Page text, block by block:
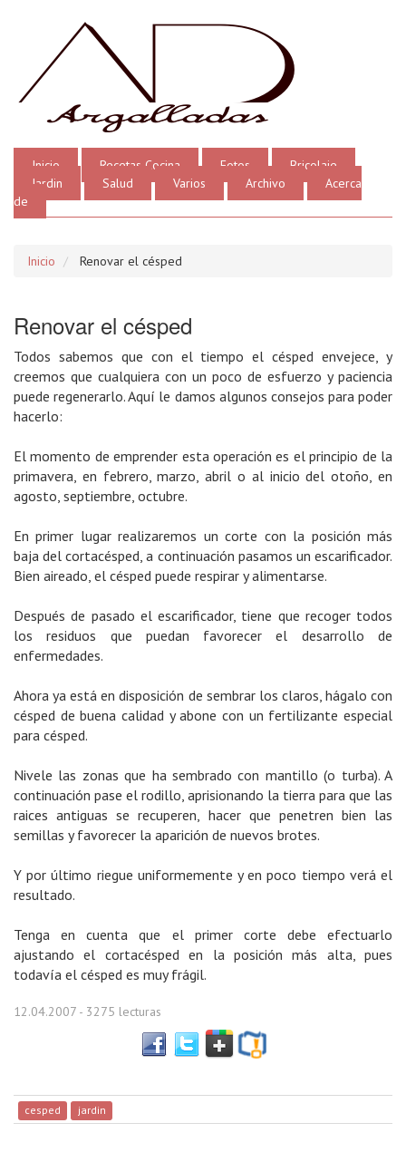
Inicio Recetas Cocina Fotos
Bricolaje
Jardin
Salud Varios Archivo
Acerca
de
Inicio Renovar el césped
Renovar el césped
Todos sabemos que con el tiempo el césped envejece, y
creemos que cualquiera con un poco de esfuerzo y paciencia
puede regenerarlo. Aquí le damos algunos consejos para poder
hacerlo:
El momento de emprender esta operación es el principio de la
primavera, en febrero, marzo, abril o al inicio del otoño, en
agosto, septiembre, octubre.
En primer lugar realizaremos un corte con la posición más
baja del cortacésped, a continuación pasamos un escarificador.
Bien aireado, el césped puede respirar y alimentarse.
Después de pasado el escarificador, tiene que recoger todos
los residuos que puedan favorecer el desarrollo de
enfermedades.
Ahora ya está en disposición de sembrar los claros, hágalo con
césped de buena calidad y abone con un fertilizante especial
para césped.
Nivele las zonas que ha sembrado con mantillo (o turba). A
continuación pase el rodillo, aprisionando la tierra para que las
raices antiguas se recuperen, hacer que penetren bien las
semillas y favorecer la aparición de nuevos brotes.
Y por último riegue uniformemente y en poco tiempo verá el
resultado.
Tenga en cuenta que el primer corte debe efectuarlo
ajustando el cortacésped en la posición más alta, pues
todavía el césped es muy frágil.
12.04.2007 - 3275 lecturas
cesped jardin